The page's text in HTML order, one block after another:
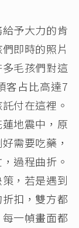
予大力的肯
即時的照片
毛孩們對這
客占比高達7
付在這裡。
地震中，原
需要吃藥，
過程曲折。
，若是遇到
扣，雙方都
一幀畫面都